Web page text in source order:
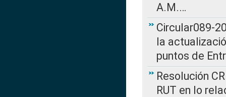
A.M.…
Circular089-
la
puntos de
Resolución
RUT en lo